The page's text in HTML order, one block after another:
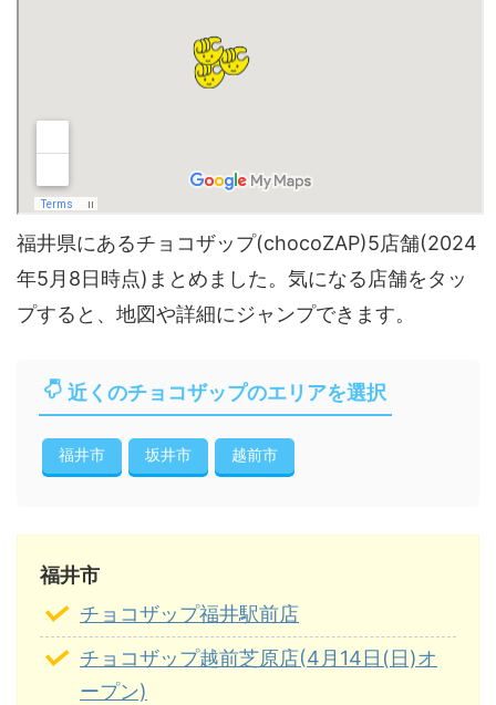
福井県にあるチョコザップ(chocoZAP)5店舗(2024
年5月8日時点)まとめました。気になる店舗をタッ
プすると、地図や詳細にジャンプできます。
近くのチョコザップのエリアを選択
福井市 坂井市 越前市
福井市
チョコザップ福井駅前店
チョコザップ越前芝原店(4月14日(日)オ
ープン)